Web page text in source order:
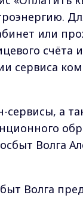
или
счёта и
сервиса
а
Волга
Волга